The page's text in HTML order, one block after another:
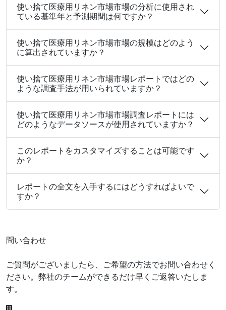
使い捨て医療用リネン市場市場の分析に使用され
ている基準年と予測期間は何ですか？
使い捨て医療用リネン市場市場の規模はどのよう
に算出されていますか？
使い捨て医療用リネン市場市場レポートではどの
ような調査手法が用いられていますか？
使い捨て医療用リネン市場市場調査レポートには
どのようなデータソースが使用されていますか？
このレポートをカスタマイズすることは可能です
か？
レポートの全文を入手するにはどうすればよいで
すか？
問い合わせ
ご質問がございましたら、ご希望の方法でお問い合わせく
ださい。弊社のチームができるだけ早くご返答いたしま
す。